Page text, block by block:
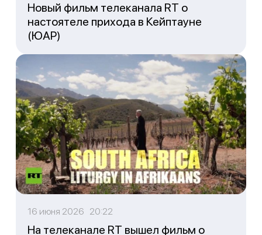
Новый фильм телеканала RT о
настоятеле прихода в Кейптауне
(ЮАР)
16 июня 2026 20:22
На телеканале RT вышел фильм о